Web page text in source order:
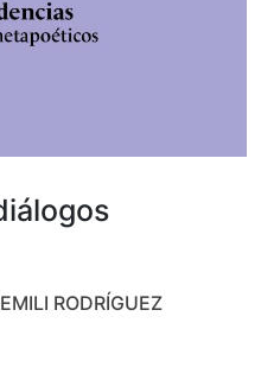
RODRÍGUEZ